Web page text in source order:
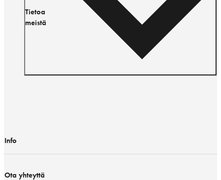
Tietoa
meistä
Info
Ota yhteyttä